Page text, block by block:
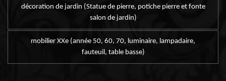
décoration de jardin (Statue de pierre, potiche pierre et fonte
salon de jardin)
mobilier XXe (année 50, 60, 70, luminaire, lampadaire,
fauteuil, table basse)